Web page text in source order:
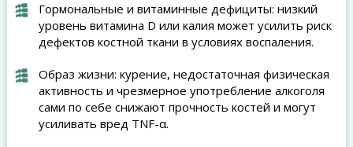
Гормональные и витаминные дефициты: низкий
уровень витамина D или калия может усилить риск
дефектов костной ткани в условиях воспаления.
Образ жизни: курение, недостаточная физическая
активность и чрезмерное употребление алкоголя
сами по себе снижают прочность костей и могут
усиливать вред TNF-α.